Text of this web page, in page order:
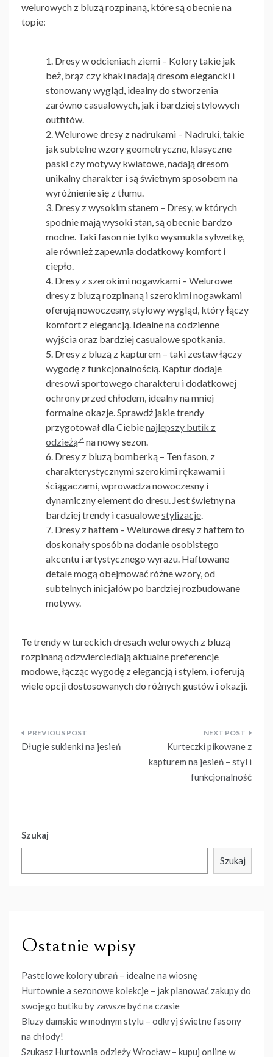
welurowych z bluzą rozpinaną, które są obecnie na
topie:
Dresy w odcieniach ziemi – Kolory takie jak
beż, brąz czy khaki nadają dresom elegancki i
stonowany wygląd, idealny do stworzenia
zarówno casualowych, jak i bardziej stylowych
outfitów.
Welurowe dresy z nadrukami – Nadruki, takie
jak subtelne wzory geometryczne, klasyczne
paski czy motywy kwiatowe, nadają dresom
unikalny charakter i są świetnym sposobem na
wyróżnienie się z tłumu.
Dresy z wysokim stanem – Dresy, w których
spodnie mają wysoki stan, są obecnie bardzo
modne. Taki fason nie tylko wysmukla sylwetkę,
ale również zapewnia dodatkowy komfort i
ciepło.
Dresy z szerokimi nogawkami – Welurowe
dresy z bluzą rozpinaną i szerokimi nogawkami
oferują nowoczesny, stylowy wygląd, który łączy
komfort z elegancją. Idealne na codzienne
wyjścia oraz bardziej casualowe spotkania.
Dresy z bluzą z kapturem – taki zestaw łączy
wygodę z funkcjonalnością. Kaptur dodaje
dresowi sportowego charakteru i dodatkowej
ochrony przed chłodem, idealny na mniej
formalne okazje. Sprawdź jakie trendy
przygotował dla Ciebienajlepszy butik z
odzieżą
na nowy sezon.
Dresy z bluzą bomberką – Ten fason, z
charakterystycznymi szerokimi rękawami i
ściągaczami, wprowadza nowoczesny i
dynamiczny element do dresu. Jest świetny na
bardziej trendy i casualowestylizacje
Dresy z haftem – Welurowe dresy z haftem to
doskonały sposób na dodanie osobistego
akcentu i artystycznego wyrazu. Haftowane
detale mogą obejmować różne wzory, od
subtelnych inicjałów po bardziej rozbudowane
motywy.
Te trendy w tureckich dresach welurowych z bluzą
rozpinaną odzwierciedlają aktualne preferencje
modowe, łącząc wygodę z elegancją i stylem, i oferują
wiele opcji dostosowanych do różnych gustów i okazji.
Nawigacja
Długie sukienki na jesień
Kurteczki pikowane z
kapturem na jesień – styl i
funkcjonalność
Szukaj
Szukaj
Ostatnie wpisy
Pastelowe kolory ubrań – idealne na wiosnę
Hurtownie a sezonowe kolekcje – jak planować zakupy do
swojego butiku by zawsze być na czasie
Bluzy damskie w modnym stylu – odkryj świetne fasony
na chłody!
Szukasz Hurtownia odzieży Wrocław – kupuj online w